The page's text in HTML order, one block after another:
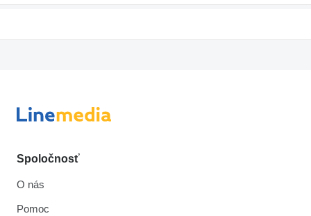
Spoločnosť
O nás
Pomoc